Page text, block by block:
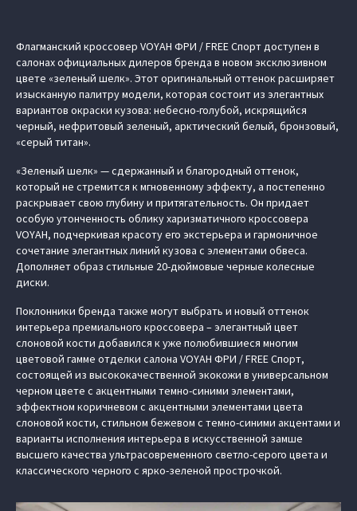
Флагманский кроссовер VOYAH ФРИ / FREE Спорт доступен в
салонах официальных дилеров бренда в новом эксклюзивном
цвете «зеленый шелк». Этот оригинальный оттенок расширяет
изысканную палитру модели, которая состоит из элегантных
вариантов окраски кузова: небесно-голубой, искрящийся
черный, нефритовый зеленый, арктический белый, бронзовый,
«серый титан».
«Зеленый шелк» — сдержанный и благородный оттенок,
который не стремится к мгновенному эффекту, а постепенно
раскрывает свою глубину и притягательность. Он придает
особую утонченность облику харизматичного кроссовера
VOYAH, подчеркивая красоту его экстерьера и гармоничное
сочетание элегантных линий кузова с элементами обвеса.
Дополняет образ стильные 20-дюймовые черные колесные
диски.
Поклонники бренда также могут выбрать и новый оттенок
интерьера премиального кроссовера – элегантный цвет
слоновой кости добавился к уже полюбившиеся многим
цветовой гамме отделки салона VOYAH ФРИ / FREE Спорт,
состоящей из высококачественной экокожи в универсальном
черном цвете с акцентными темно-синими элементами,
эффектном коричневом с акцентными элементами цвета
слоновой кости, стильном бежевом с темно-синими акцентами и
варианты исполнения интерьера в искусственной замше
высшего качества ультрасовременного светло-серого цвета и
классического черного с ярко-зеленой прострочкой.